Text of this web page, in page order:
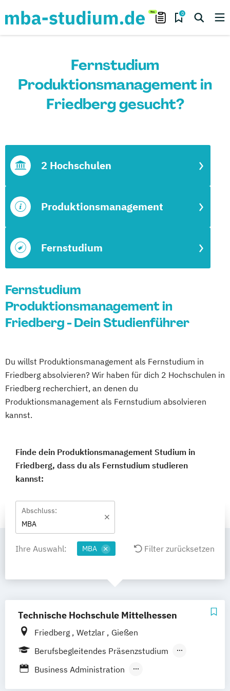
0
Fernstudium
Produktionsmanagement in
Friedberg gesucht?
Fernstudium
Produktionsmanagement
2 Hochschulen
Fernstudium
Produktionsmanagement in
Friedberg - Dein Studienführer
Du willst Produktionsmanagement als Fernstudium in
Friedberg absolvieren? Wir haben für dich 2 Hochschulen in
Friedberg recherchiert, an denen du
Produktionsmanagement als Fernstudium absolvieren
kannst.
Finde dein Produktionsmanagement Studium in
Friedberg, dass du als Fernstudium studieren
kannst:
Abschluss:
MBA
Ihre Auswahl: MBA Filter zurücksetzen
Technische Hochschule Mittelhessen
Friedberg Wetzlar
Gießen
Berufsbegleitendes Präsenzstudium
Fernstudium
Business Administration